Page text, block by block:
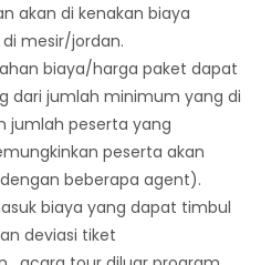
akan di kenakan biaya
mesir/jordan.
biaya/harga paket dapat
dari jumlah minimum yang di
jumlah peserta yang
peserta akan
beberapa agent).
biaya yang dapat timbul
deviasi tiket